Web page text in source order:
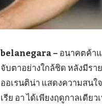
belanegara – อนาคตค้าแ
จับตาอย่างใกล้ชิด หลังมีรา
ออเรนติน่า แสดงความสนใ
เรีย อา ได้เพียงฤดูกาลเดียว